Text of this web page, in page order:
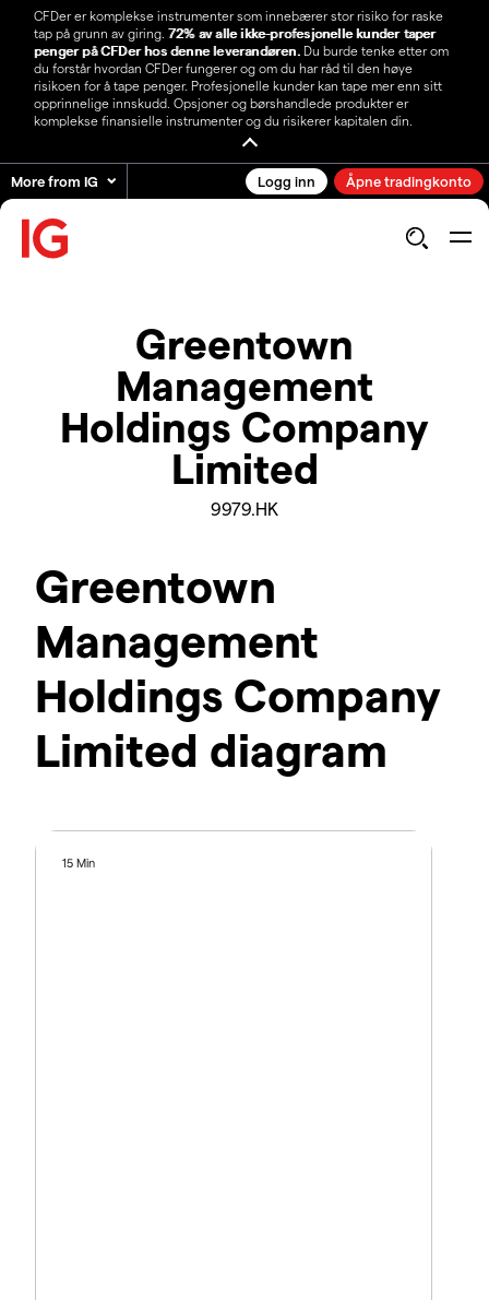
CFDer er komplekse instrumenter som innebærer stor risiko for raske
tap på grunn av giring. 72% av alle ikke-profesjonelle kunder taper
penger på CFDer hos denne leverandøren.Du burde tenke etter om
du forstår hvordan CFDer fungerer og om du har råd til den høye
risikoen for å tape penger. Profesjonelle kunder kan tape mer enn sitt
opprinnelige innskudd. Opsjoner og børshandlede produkter er
komplekse finansielle instrumenter og du risikerer kapitalen din.
More from IG Logg inn Åpne tradingkonto
Greentown
Management
Holdings Company
Limited
9979.HK
Greentown
Management
Holdings Company
Limited diagram
15 Min